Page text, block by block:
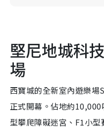
堅尼地城科
場
西寶城的全新室內遊樂場
正式開幕。佔地約10,000
型攀爬障礙迷宮、 F1小型